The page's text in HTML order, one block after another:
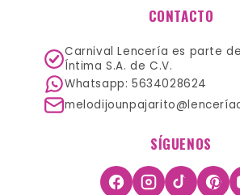
CONTACTO
Carnival Lencería es parte
Íntima S.A. de C.V.
Whatsapp: 5634028624
SÍGUENOS